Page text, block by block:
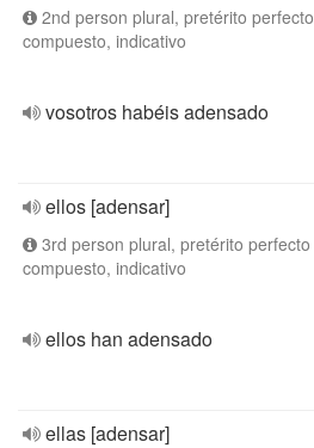
2nd person plural, pretérito perfecto
compuesto, indicativo
vosotros habéis adensado
ellos [adensar]
3rd person plural, pretérito perfecto
compuesto, indicativo
ellos han adensado
ellas [adensar]